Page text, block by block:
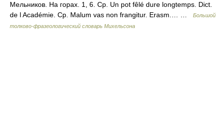
Мельников. На горах. 1, 6. Ср. Un pot fêlé dure longtemps. Dict.
de l Académie. Ср. Malum vas non frangitur. Erasm.… …
Большой
толково-фразеологический словарь Михельсона